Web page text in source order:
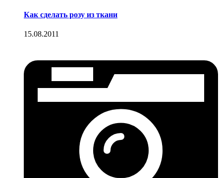
Как сделать розу из ткани
15.08.2011